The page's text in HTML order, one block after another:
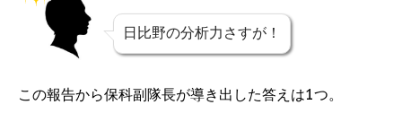
日比野の分析力さすが！
この報告から保科副隊長が導き出した答えは1つ。